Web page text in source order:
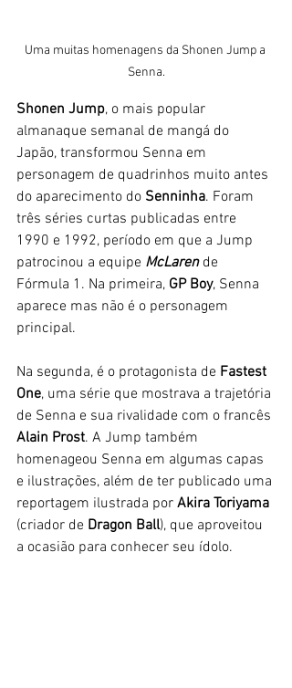
Uma muitas homenagens da Shonen Jump a
Senna.
Shonen Jump, o mais popular
almanaque semanal de mangá do
Japão, transformou Senna em
personagem de quadrinhos muito antes
do aparecimento do Senninha. Foram
três séries curtas publicadas entre
1990 e 1992, período em que a Jump
patrocinou a equipe McLaren de
Fórmula 1. Na primeira, GP Boy, Senna
aparece mas não é o personagem
principal.
Na segunda, é o protagonista de Fastest
One, uma série que mostrava a trajetória
de Senna e sua rivalidade com o francês
Alain Prost. A Jump também
homenageou Senna em algumas capas
e ilustrações, além de ter publicado uma
reportagem ilustrada por Akira Toriyama
(criador de Dragon Ball), que aproveitou
a ocasião para conhecer seu ídolo.